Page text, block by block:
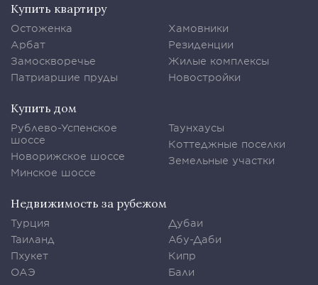
Купить квартиру
Остоженка
Арбат
Замоскворечье
Патриаршие пруды
Хамовники
Резиденции
Жилые комплексы
Новостройки
Купить дом
Рублево-Успенское
шоссе
Новорижское шоссе
Минское шоссе
Таунхаусы
Коттеджные поселки
Земельные участки
Недвижимость за рубежом
Турция
Таиланд
Пхукет
ОАЭ
Дубаи
Абу-Даби
Кипр
Бали